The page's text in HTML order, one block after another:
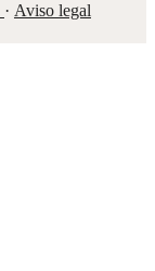
· Aviso legal